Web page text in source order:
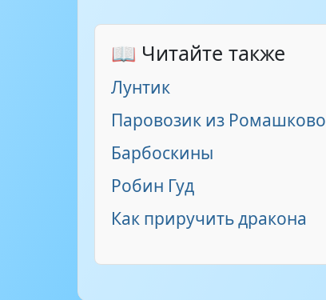
📖 Читайте также
Лунтик
Паровозик из Ромашково
Барбоскины
Робин Гуд
Как приручить дракона